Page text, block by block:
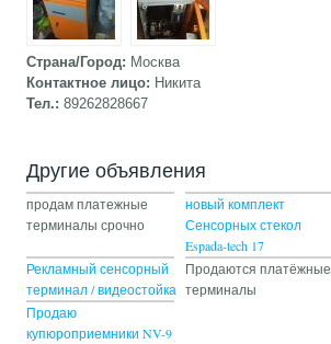
Страна/Город: Москва
Контактное лицо: Никита
Тел.:89262828667
Другие объявления
продам платежные
терминалы срочно
новый комплект
Сенсорных стекол
Espada-tech 17
Рекламный сенсорный
терминал / видеостойка
Продаются платёжные
терминалы
Продаю
купюроприемники NV-9